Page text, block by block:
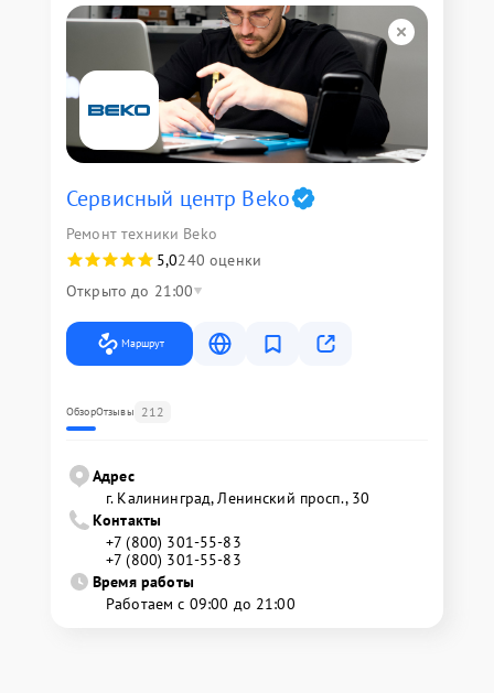
Сервисный центр Beko
Ремонт техники Beko
5,0240 оценки
Открыто до 21:00
Маршрут
ОбзорОтзывы 212
Адрес
г. Калининград, Ленинский просп., 30
Контакты
+7 (800) 301-55-83
+7 (800) 301-55-83
Время работы
Работаем с 09:00 до 21:00